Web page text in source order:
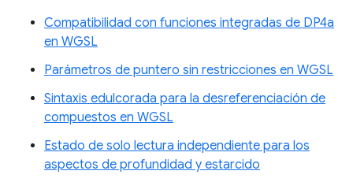
Compatibilidad con funciones integradas de DP4a
en WGSL
Parámetros de puntero sin restricciones en WGSL
Sintaxis edulcorada para la desreferenciación de
compuestos en WGSL
Estado de solo lectura independiente para los
aspectos de profundidad y estarcido